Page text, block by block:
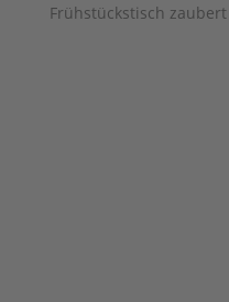
Frühstückstisch zaubert